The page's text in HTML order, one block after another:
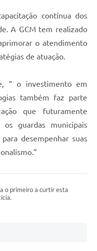
contínua dos
A GCM tem realizado
o atendimento
de atuação.
“ o investimento em
também faz parte
que futuramente
guardas municipais
desempenhar suas
o primeiro a curtir esta